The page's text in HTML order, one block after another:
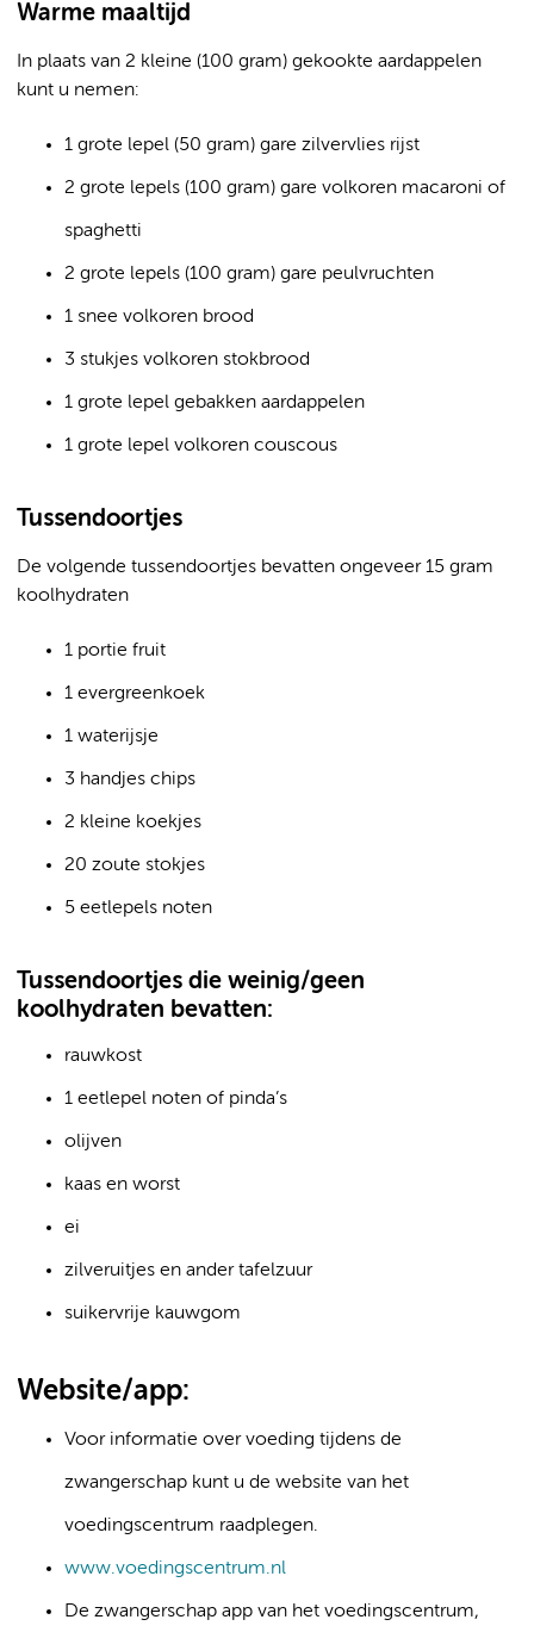
Warme maaltijd
In plaats van 2 kleine (100 gram) gekookte aardappelen
kunt u nemen:
1 grote lepel (50 gram) gare zilvervlies rijst
2 grote lepels (100 gram) gare volkoren macaroni of
spaghetti
2 grote lepels (100 gram) gare peulvruchten
1 snee volkoren brood
3 stukjes volkoren stokbrood
1 grote lepel gebakken aardappelen
1 grote lepel volkoren couscous
Tussendoortjes
De volgende tussendoortjes bevatten ongeveer 15 gram
koolhydraten
1 portie fruit
1 evergreenkoek
1 waterijsje
3 handjes chips
2 kleine koekjes
20 zoute stokjes
5 eetlepels noten
Tussendoortjes die weinig/geen
koolhydraten bevatten:
rauwkost
1 eetlepel noten of pinda’s
olijven
kaas en worst
ei
zilveruitjes en ander tafelzuur
suikervrije kauwgom
Website/app:
Voor informatie over voeding tijdens de
zwangerschap kunt u de website van het
voedingscentrum raadplegen.
www.voedingscentrum.nl
De zwangerschap app van het voedingscentrum,